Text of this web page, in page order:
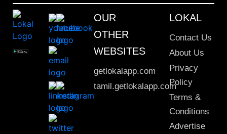
OUR
OTHER
WEBSITES
getlokalapp.com
tamil.getlokalapp.com
LOKAL
Contact Us
About Us
Privacy
Policy
Terms &
Conditions
Advertise